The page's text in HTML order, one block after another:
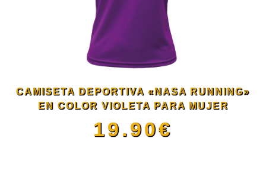
opciones
se
pueden
elegir
CAMISETA DEPORTIVA «NASA RUNNING»
EN COLOR VIOLETA PARA MUJER
19.90€